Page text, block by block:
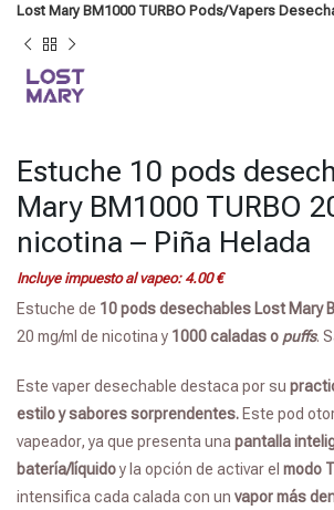
Lost Mary BM1000 TURBO Pods/Vapers
Estuche 10 pods
Mary BM1000 TURBO
nicotina – Piña Helada
Incluye impuesto al vapeo: 4.00€
Estuche de 10 pods desechables Lost Mary
20 mg/ml de nicotina y 1000 caladas o puffs.
Este vaper desechable destaca por su
estilo y sabores sorprendentes. Este pod
vapeador, ya que presenta una pantalla
batería/líquidoy la opción de activar el modo
intensifica cada calada con un vapor más